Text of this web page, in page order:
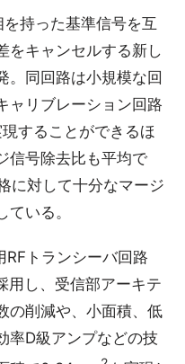
持った基準信号を互
をキャンセルする新し
。同回路は小規模な回
ャリブレーション回路
することができるほ
信号除去比も平均で
に対して十分なマージ
いる。
RFトランシーバ回路
用し、受信部アーキテ
の削減や、小面積、低
率D級アンプなどの技